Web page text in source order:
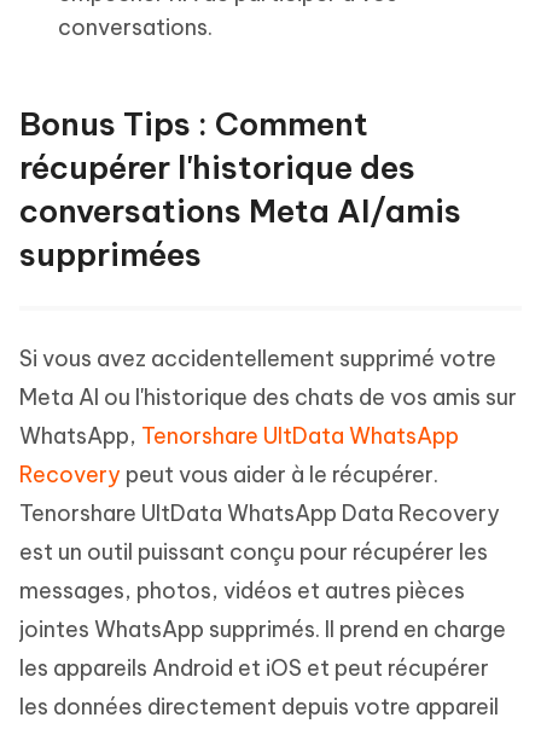
conversations.
Bonus Tips : Comment
récupérer l'historique des
conversations Meta AI/amis
supprimées
Si vous avez accidentellement supprimé votre
Meta AI ou l'historique des chats de vos amis sur
WhatsApp, Tenorshare UltData WhatsApp
Recovery peut vous aider à le récupérer.
Tenorshare UltData WhatsApp Data Recovery
est un outil puissant conçu pour récupérer les
messages, photos, vidéos et autres pièces
jointes WhatsApp supprimés. Il prend en charge
les appareils Android et iOS et peut récupérer
les données directement depuis votre appareil